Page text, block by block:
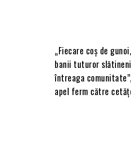
„Fiecare coș de
banii tuturor
întreaga
apel ferm către